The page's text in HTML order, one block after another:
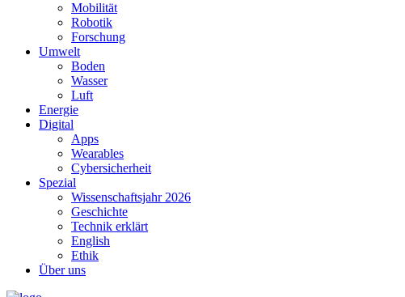
Mobilität
Robotik
Forschung
Umwelt
Boden
Wasser
Luft
Energie
Digital
Apps
Wearables
Cybersicherheit
Spezial
Wissenschaftsjahr 2026
Geschichte
Technik erklärt
English
Ethik
Über uns